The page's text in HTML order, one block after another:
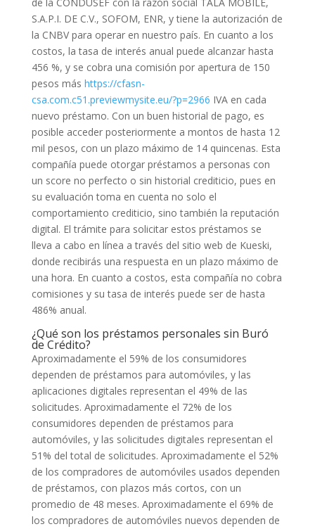
de la CONDUSEF con la razón social TALA MOBILE,
S.A.P.I. DE C.V., SOFOM, ENR, y tiene la autorización de
la CNBV para operar en nuestro país. En cuanto a los
costos, la tasa de interés anual puede alcanzar hasta
456 %, y se cobra una comisión por apertura de 150
pesos más https://cfasn-
csa.com.c51.previewmysite.eu/?p=2966 IVA en cada
nuevo préstamo. Con un buen historial de pago, es
posible acceder posteriormente a montos de hasta 12
mil pesos, con un plazo máximo de 14 quincenas. Esta
compañía puede otorgar préstamos a personas con
un score no perfecto o sin historial crediticio, pues en
su evaluación toma en cuenta no solo el
comportamiento crediticio, sino también la reputación
digital. El trámite para solicitar estos préstamos se
lleva a cabo en línea a través del sitio web de Kueski,
donde recibirás una respuesta en un plazo máximo de
una hora. En cuanto a costos, esta compañía no cobra
comisiones y su tasa de interés puede ser de hasta
486% anual.
¿Qué son los préstamos personales sin Buró
de Crédito?
Aproximadamente el 59% de los consumidores
dependen de préstamos para automóviles, y las
aplicaciones digitales representan el 49% de las
solicitudes. Aproximadamente el 72% de los
consumidores dependen de préstamos para
automóviles, y las solicitudes digitales representan el
51% del total de solicitudes. Aproximadamente el 52%
de los compradores de automóviles usados ​​dependen
de préstamos, con plazos más cortos, con un
promedio de 48 meses. Aproximadamente el 69% de
los compradores de automóviles nuevos dependen de